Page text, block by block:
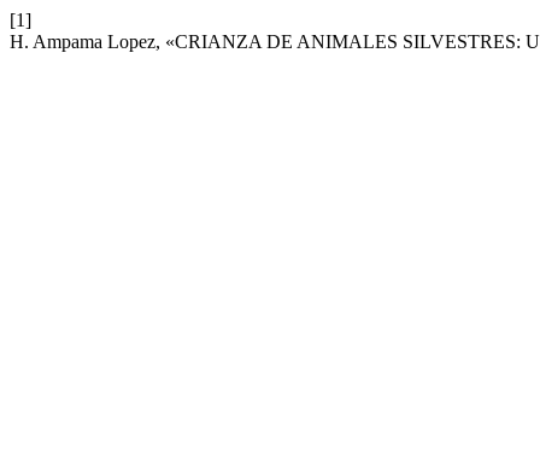
[1]
H. Ampama Lopez, «CRIANZA DE ANIMALES SILVESTRES: